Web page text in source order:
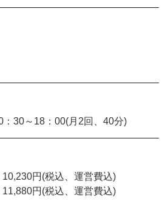
30～18：00(月2回、40分)
円(税込、運営費込)
円(税込、運営費込)